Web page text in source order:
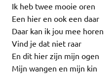
Ik heb twee mooie oren
Een hier en ook een daar
Daar kan ik jou mee horen
Vind je dat niet raar
En dit hier zijn mijn ogen
Mijn wangen en mijn kin